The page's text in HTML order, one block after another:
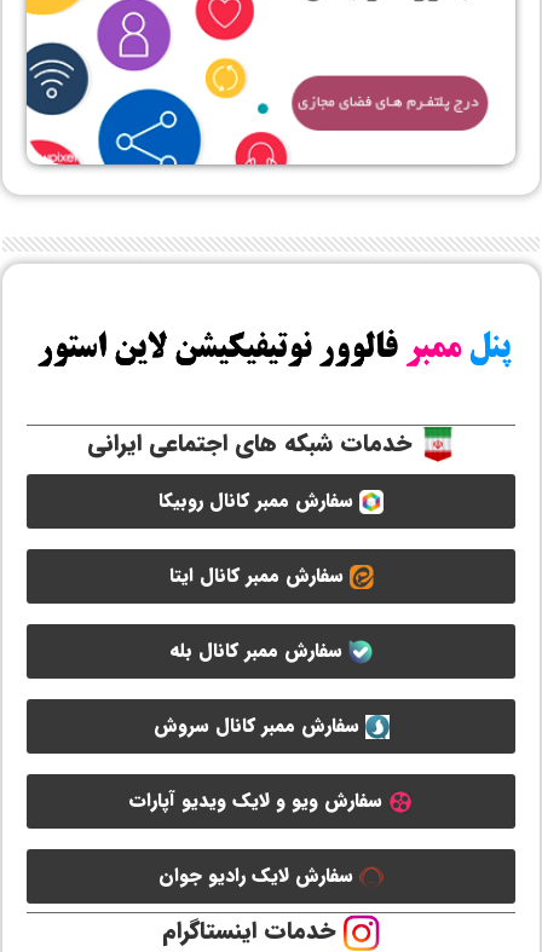
خدمات شبکه های اجتماعی ایرانی
سفارش ممبر کانال روبیکا
سفارش ممبر کانال ایتا
سفارش ممبر کانال بله
سفارش ممبر کانال سروش
سفارش ویو و لایک ویدیو آپارات
سفارش لایک رادیو جوان
خدمات اینستاگرام